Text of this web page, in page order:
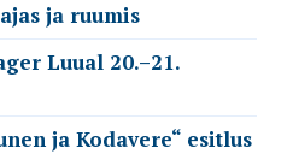
ja ruumis
Luual 20.–21.
ja Kodavere“ esitlus